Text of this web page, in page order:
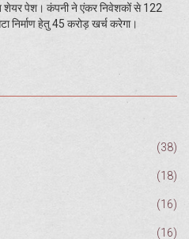
पेश। कंपनी ने एंकर निवेशकों से 122
निर्माण हेतु 45 करोड़ खर्च करेगा।
(38)
(18)
(16)
(16)